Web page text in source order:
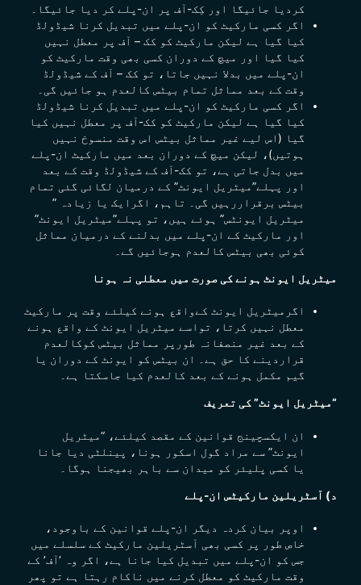
کردیا جائیگا اور کِک-آف پر ان-پلے کر دیا جائیگا۔
اگر کسی مارکیٹ کو
ان-پلے میں تبدیل کرنا شیڈولڈ
کیا گیا ہے لیکن مارکیٹ کو کک – آف پر معطل نہیں
کیا گیا اور میچ کے دوران کسی بھی وقت مارکیٹ کو
ان-پلے میں بدلا نہیں جاتا، تو کک – آف کے شیڈولڈ
وقت کے بعد مماثل تمام بیٹس کالعدم ہو جائیں گی۔
اگر کسی مارکیٹ کو
ان-پلے میں تبدیل کرنا شیڈولڈ
کیا گیا ہے لیکن مارکیٹ کو کک-آف پر معطل نہیں کیا
گیا (اس لیے غیر
مماثل بیٹس اس وقت منسوخ نہیں
ہوتیں)، لیکن میچ کے دوران بعد میں مارکیٹ ان-پلے
میں بدل جاتی ہے، تو کک-آف کے شیڈولڈ وقت کے بعد
اور پہلے”میٹریل ایونٹ” کے درمیان لگائی گئی تمام
بیٹس برقراررہیں گی۔ تاہم، اگرایک یا زیادہ ”
میٹریل ایونٹس” ہوئے ہیں، تو پہلے”میٹریل ایونٹ”
اور مارکیٹ کے ان-پلے میں بدلنے کے درمیان مماثل
کوئی بھی بیٹس کالعدم ہوجائیں گے۔
میٹریل ایونٹ ہونے کی صورت میں معطلی نہ ہونا
اگرمیٹریل ایونٹ کےواقع ہونے کیلئے وقت پر مارکیٹ
معطل نہیں کرتا، تواسے میٹریل ایونٹ کے واقع ہونے
کے بعد غیر منصفانہ طورپر
مماثل بیٹس کوکالعدم
قراردینے کا حق ہے۔ ان بیٹس کو ایونٹ کے دوران یا
گیم مکمل ہونے کے بعد کالعدم کیا جاسکتا ہے۔
“میٹریل ایونٹ” کی تعریف
ان ایکسچینج قوانین کے مقصد کیلئے، “میٹریل
ایونٹ” سے مراد گول اسکور ہونا، پینلٹی دیا جانا
یا کسی پلیئر کو میدان سے باہر بھیجنا ہوگا۔
د) آسٹریلین مارکیٹس ان-پلے
اوپر بیان کردہ دیگر ان-پلے قوانین کے باوجود،
خاص طور پر کسی بھی آسٹریلین مارکیٹ کے سلسلے میں
جس کو ان-پلے میں تبدیل کیا جانا ہے، اگر وہ ‘آف’ کے
وقت مارکیٹ کو معطل کرنے میں ناکام رہتا ہے تو پھر